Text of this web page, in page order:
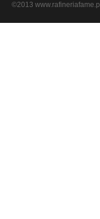
©2013 www.rafineriafame.pl